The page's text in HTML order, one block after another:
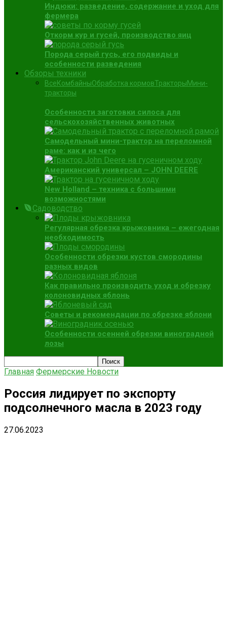
Индюки: разведение, содержание и уход для
фермера
Откорм кур и гусей, производство яиц
Порода серый гусь, его подвиды и
особенности разведения
Обзоры техники
ВсеКомбайныОбработка кормовТракторыМини-
тракторы
Особенности заготовки силоса для
сельскохозяйственных животных
Самодельный мини-трактор на переломной
раме: как и из чего
Американский универсал – JOHN DEERE
New Holland – техника с большими
возможностями
Садоводство
Регулярная обрезка крыжовника – ежегодная
необходимость
Особенности обрезки кустов смородины
разных видов
Как правильно производить уход и обрезку
колоновидных яблонь
Советы и рекомендации по обрезке яблони
Особенности осенней обрезки виноградной
лозы
Главная Фермерские Новости
Россия лидирует по экспорту
подсолнечного масла в 2023 году
27.06.2023